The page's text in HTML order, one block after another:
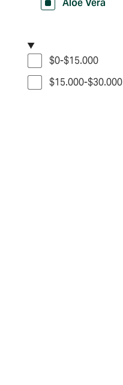
Aloe Vera
$0-$15.000
$15.000-$30.000